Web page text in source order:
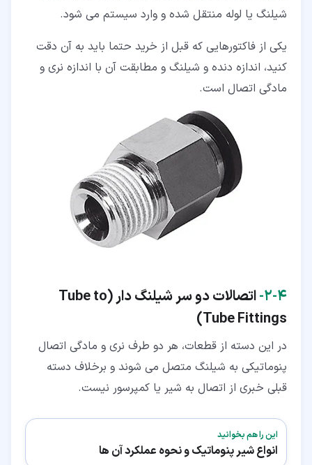
شیلنگ یا لوله منتقل شده و وارد سیستم می شود.
یکی از فاکتورهایی که قبل از خرید حتما باید به آن دقت
کنید، اندازه دنده و شیلنگ و مطابقت آن با اندازه نری و
مادگی اتصال است.
۴‏-‏۲‏-
اتصالات دو سر شیلنگ دار (Tube to
Tube Fittings)
در این دسته از قطعات، هر دو طرف نری و مادگی اتصال
پنوماتیکی به شیلنگ متصل می شوند و برخلاف دسته
قبلی خبری از اتصال به شیر یا کمپرسور نیست.
این را هم بخوانید
انواع شیر پنوماتیک و نحوه عملکرد آن ها